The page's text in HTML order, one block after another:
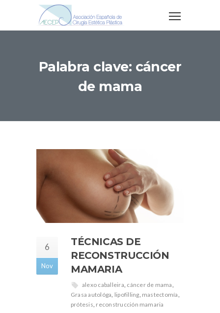
Palabra clave: cáncer
de mama
6
Nov
TÉCNICAS DE
RECONSTRUCCIÓN
MAMARIA
alexo caballeira, cáncer de mama,
Grasa autológa, lipofilling, mastectomía,
prótesis, reconstrucción mamaria